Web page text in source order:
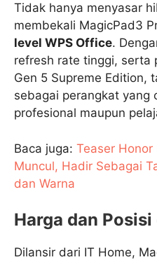
Tidak hanya menyasar
membekali MagicPad3
level WPS Office.
refresh rate tinggi, serta
Gen 5 Supreme Edition,
sebagai perangkat yang
profesional maupun
Baca juga: Teaser Honor
Muncul, Hadir Sebagai
dan Warna
Harga dan Posisi
Dilansir dari IT Home,